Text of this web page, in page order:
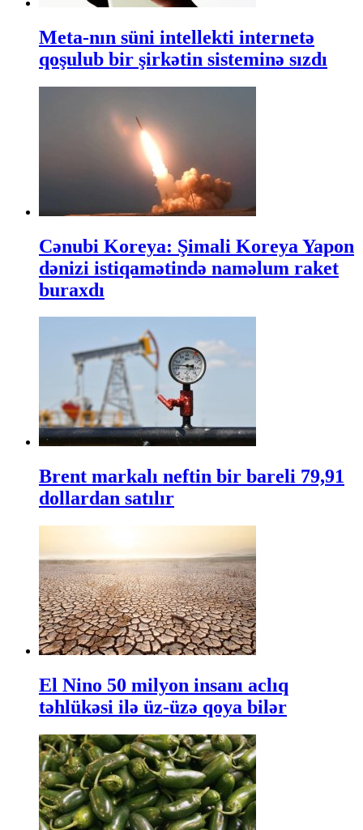
Meta-nın süni intellekti internetə
qoşulub bir şirkətin sisteminə sızdı
Cənubi Koreya: Şimali Koreya Yapon
dənizi istiqamətində naməlum raket
buraxdı
Brent markalı neftin bir bareli 79,91
dollardan satılır
El Nino 50 milyon insanı aclıq
təhlükəsi ilə üz-üzə qoya bilər